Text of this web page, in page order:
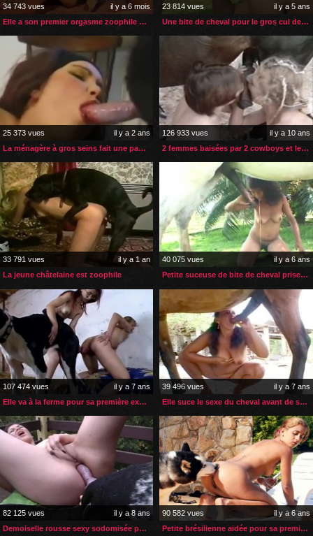
34 743 vues
il y a 6 mois
Elle a son premier orgasme zoophile avec un chien
23 814 vues
il y a 5 ans
Une bite de cheval pour le gros cul de la demoiselle
25 373 vues
il y a 2 ans
La ménagère à gros seins fait une pause zoophilie
126 933 vues
il y a 10 ans
2 femmes baisées par 2 cowboys et leur cheval
33 791 vues
il y a 1 an
La jeune châtelaine est zoophile
40 075 vues
il y a 6 ans
Petite suceuse de bite de cheval prise en levrette
107 474 vues
il y a 7 ans
Elle va à la ferme pour sa première expérience zoophile
39 496 vues
il y a 7 ans
Elle suce le sexe du cheval avant de se le mettre dans le cul
82 125 vues
il y a 8 ans
Demoiselle rousse sexy sodomisée par son chien
90 582 vues
il y a 6 ans
Petite brésilienne aidée pour sa première sodomie zoophile